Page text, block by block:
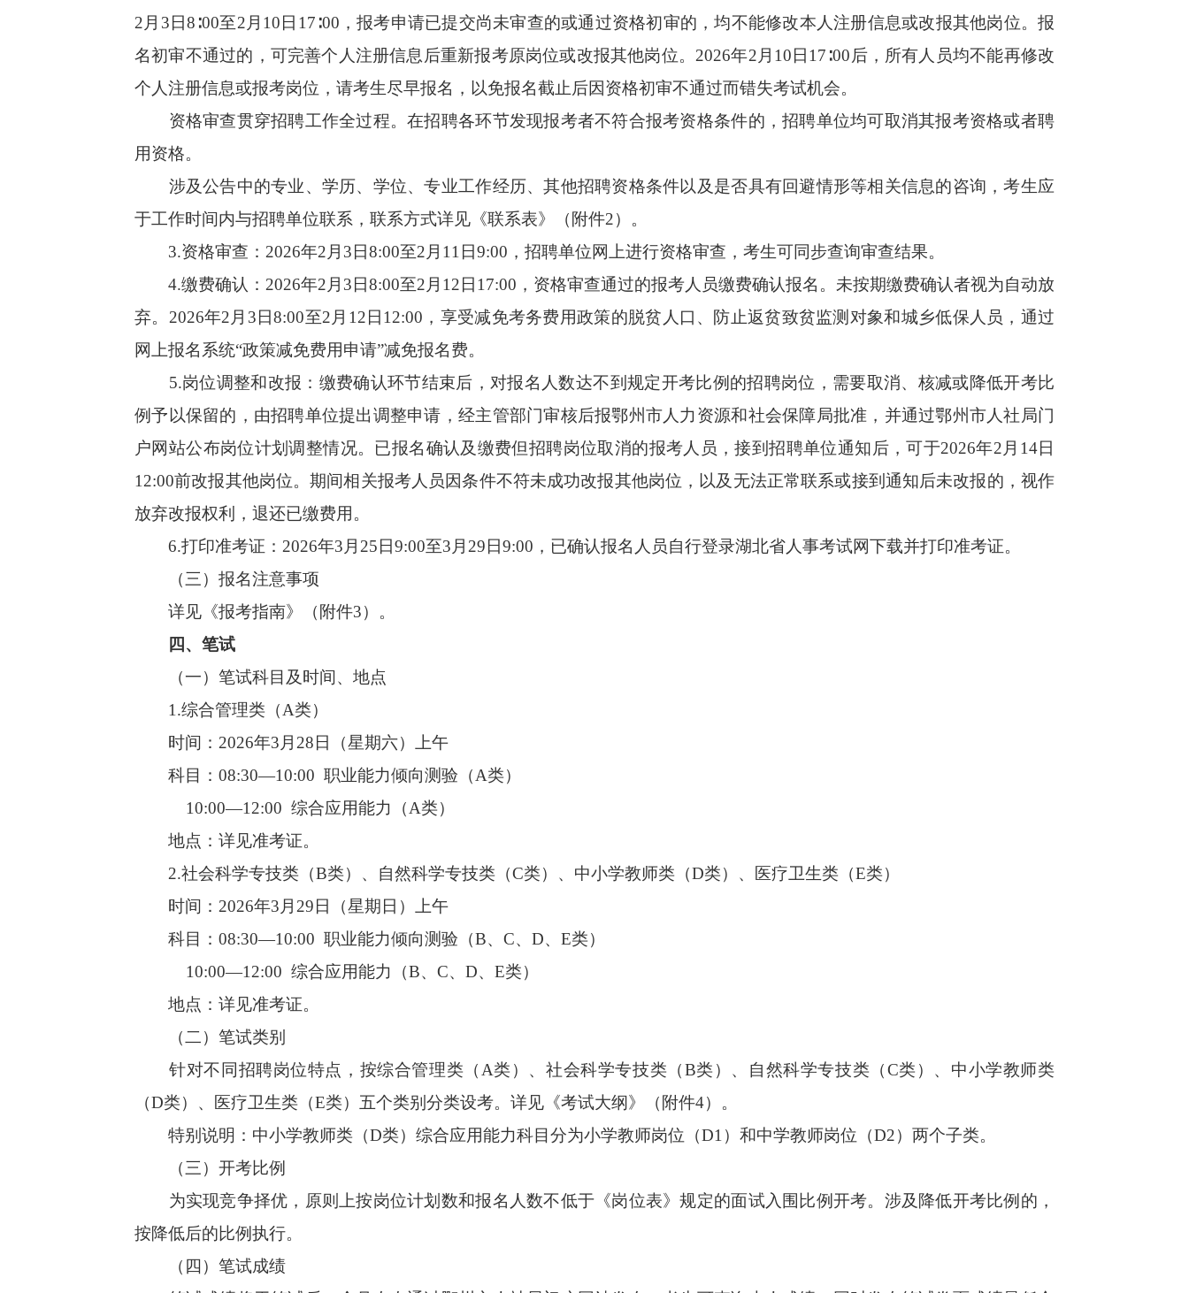
2月3日8∶00至2月10日17∶00，报考申请已提交尚未审查的或通过资格初审的，均不能修改本人注册信息或改报其他岗位。报
名初审不通过的，可完善个人注册信息后重新报考原岗位或改报其他岗位。2026年2月10日17∶00后，所有人员均不能再修改
个人注册信息或报考岗位，请考生尽早报名，以免报名截止后因资格初审不通过而错失考试机会。
资格审查贯穿招聘工作全过程。在招聘各环节发现报考者不符合报考资格条件的，招聘单位均可取消其报考资格或者聘
用资格。
涉及公告中的专业、学历、学位、专业工作经历、其他招聘资格条件以及是否具有回避情形等相关信息的咨询，考生应
于工作时间内与招聘单位联系，联系方式详见《联系表》（附件2）。
3.资格审查：2026年2月3日8:00至2月11日9:00，招聘单位网上进行资格审查，考生可同步查询审查结果。
4.缴费确认：2026年2月3日8:00至2月12日17:00，资格审查通过的报考人员缴费确认报名。未按期缴费确认者视为自动放
弃。2026年2月3日8:00至2月12日12:00，享受减免考务费用政策的脱贫人口、防止返贫致贫监测对象和城乡低保人员，通过
网上报名系统“政策减免费用申请”减免报名费。
5.岗位调整和改报：缴费确认环节结束后，对报名人数达不到规定开考比例的招聘岗位，需要取消、核减或降低开考比
例予以保留的，由招聘单位提出调整申请，经主管部门审核后报鄂州市人力资源和社会保障局批准，并通过鄂州市人社局门
户网站公布岗位计划调整情况。已报名确认及缴费但招聘岗位取消的报考人员，接到招聘单位通知后，可于2026年2月14日
12:00前改报其他岗位。期间相关报考人员因条件不符未成功改报其他岗位，以及无法正常联系或接到通知后未改报的，视作
放弃改报权利，退还已缴费用。
6.打印准考证：2026年3月25日9:00至3月29日9:00，已确认报名人员自行登录湖北省人事考试网下载并打印准考证。
（三）报名注意事项
详见《报考指南》（附件3）。
四、笔试
（一）笔试科目及时间、地点
1.综合管理类（A类）
时间：2026年3月28日（星期六）上午
科目：08:30—10:00 职业能力倾向测验（A类）
10:00—12:00 综合应用能力（A类）
地点：详见准考证。
2.社会科学专技类（B类）、自然科学专技类（C类）、中小学教师类（D类）、医疗卫生类（E类）
时间：2026年3月29日（星期日）上午
科目：08:30—10:00 职业能力倾向测验（B、C、D、E类）
10:00—12:00 综合应用能力（B、C、D、E类）
地点：详见准考证。
（二）笔试类别
针对不同招聘岗位特点，按综合管理类（A类）、社会科学专技类（B类）、自然科学专技类（C类）、中小学教师类
（D类）、医疗卫生类（E类）五个类别分类设考。详见《考试大纲》（附件4）。
特别说明：中小学教师类（D类）综合应用能力科目分为小学教师岗位（D1）和中学教师岗位（D2）两个子类。
（三）开考比例
为实现竞争择优，原则上按岗位计划数和报名人数不低于《岗位表》规定的面试入围比例开考。涉及降低开考比例的，
按降低后的比例执行。
（四）笔试成绩